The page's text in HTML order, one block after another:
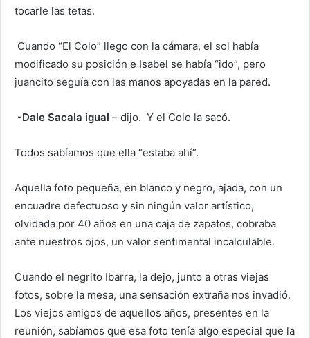
tocarle las tetas.
Cuando “El Colo” llego con la cámara, el sol había
modificado su posición e Isabel se había “ido”, pero
juancito seguía con las manos apoyadas en la pared.
-Dale Sacala igual – dijo. Y el Colo la sacó.
Todos sabíamos que ella “estaba ahí”.
Aquella foto pequeña, en blanco y negro, ajada, con un
encuadre defectuoso y sin ningún valor artístico,
olvidada por 40 años en una caja de zapatos, cobraba
ante nuestros ojos, un valor sentimental incalculable.
Cuando el negrito Ibarra, la dejo, junto a otras viejas
fotos, sobre la mesa, una sensación extraña nos invadió.
Los viejos amigos de aquellos años, presentes en la
reunión, sabíamos que esa foto tenía algo especial que la